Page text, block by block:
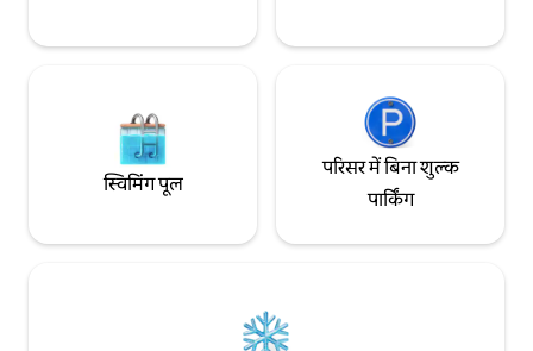
स्विमिंग पूल
परिसर में बिना शुल्क
पार्किंग